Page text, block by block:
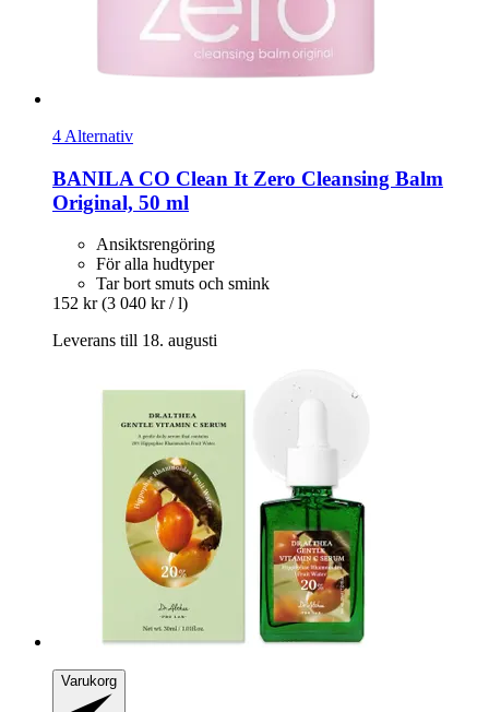
4 Alternativ
BANILA CO Clean It Zero Cleansing Balm
Original, 50 ml
Ansiktsrengöring
För alla hudtyper
Tar bort smuts och smink
152 kr (3 040 kr / l)
Leverans till 18. augusti
Varukorg